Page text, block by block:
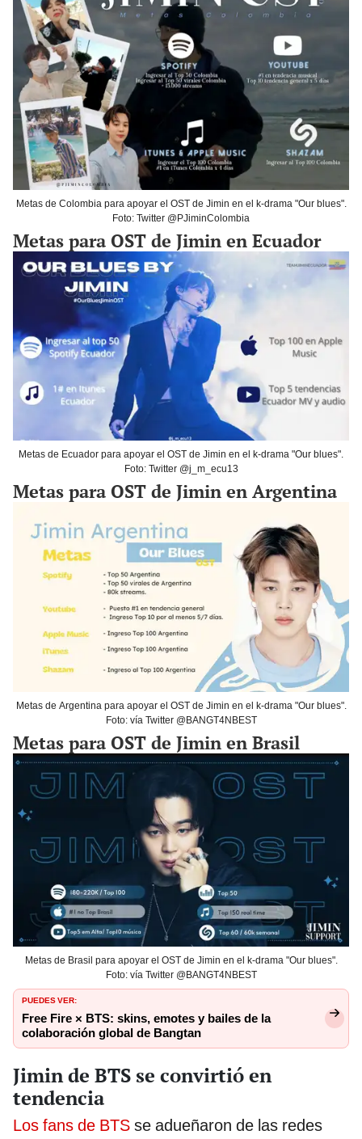
Metas de Colombia para apoyar el OST de Jimin en el k-drama "Our blues".
Foto: Twitter @PJiminColombia
Metas para OST de Jimin en Ecuador
Metas de Ecuador para apoyar el OST de Jimin en el k-drama "Our blues".
Foto: Twitter @j_m_ecu13
Metas para OST de Jimin en Argentina
Metas de Argentina para apoyar el OST de Jimin en el k-drama "Our blues".
Foto: vía Twitter @BANGT4NBEST
Metas para OST de Jimin en Brasil
Metas de Brasil para apoyar el OST de Jimin en el k-drama "Our blues".
Foto: vía Twitter @BANGT4NBEST
PUEDES VER:
Free Fire × BTS: skins, emotes y bailes de la
colaboración global de Bangtan
Jimin de BTS se convirtió en
tendencia
Los fans de BTS se adueñaron de las redes